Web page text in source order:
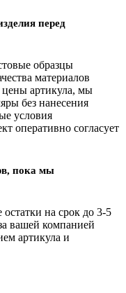
перед
образцы
материалов
артикула, мы
без нанесения
условия
оперативно согласует
пока мы
на срок до 3-5
вашей компанией
артикула и